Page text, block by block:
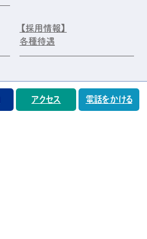
【採用情報】
各種待遇
アクセス 電話をかける